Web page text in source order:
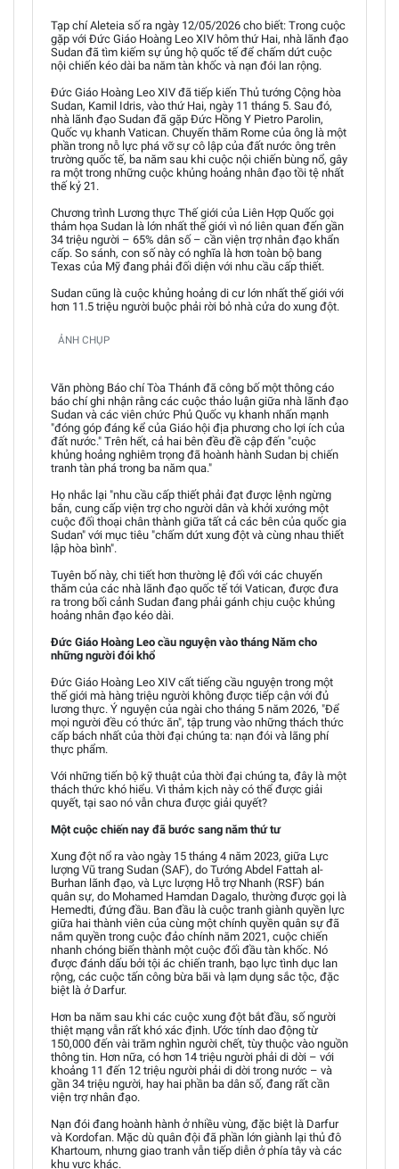
Tạp chí Aleteia số ra ngày 12/05/2026 cho biết: Trong cuộc
gặp với Đức Giáo Hoàng Leo XIV hôm thứ Hai, nhà lãnh đạo
Sudan đã tìm kiếm sự ủng hộ quốc tế để chấm dứt cuộc
nội chiến kéo dài ba năm tàn khốc và nạn đói lan rộng.
Đức Giáo Hoàng Leo XIV đã tiếp kiến Thủ tướng Cộng hòa
Sudan, Kamil Idris, vào thứ Hai, ngày 11 tháng 5. Sau đó,
nhà lãnh đạo Sudan đã gặp Đức Hồng Y Pietro Parolin,
Quốc vụ khanh Vatican. Chuyến thăm Rome của ông là một
phần trong nỗ lực phá vỡ sự cô lập của đất nước ông trên
trường quốc tế, ba năm sau khi cuộc nội chiến bùng nổ, gây
ra một trong những cuộc khủng hoảng nhân đạo tồi tệ nhất
thế kỷ 21.
Chương trình Lương thực Thế giới của Liên Hợp Quốc gọi
thảm họa Sudan là lớn nhất thế giới vì nó liên quan đến gần
34 triệu người – 65% dân số – cần viện trợ nhân đạo khẩn
cấp. So sánh, con số này có nghĩa là hơn toàn bộ bang
Texas của Mỹ đang phải đối diện với nhu cầu cấp thiết.
Sudan cũng là cuộc khủng hoảng di cư lớn nhất thế giới với
hơn 11.5 triệu người buộc phải rời bỏ nhà cửa do xung đột.
ẢNH CHỤP
Văn phòng Báo chí Tòa Thánh đã công bố một thông cáo
báo chí ghi nhận rằng các cuộc thảo luận giữa nhà lãnh đạo
Sudan và các viên chức Phủ Quốc vụ khanh nhấn mạnh
"đóng góp đáng kể của Giáo hội địa phương cho lợi ích của
đất nước." Trên hết, cả hai bên đều đề cập đến "cuộc
khủng hoảng nghiêm trọng đã hoành hành Sudan bị chiến
tranh tàn phá trong ba năm qua."
Họ nhắc lại "nhu cầu cấp thiết phải đạt được lệnh ngừng
bắn, cung cấp viện trợ cho người dân và khởi xướng một
cuộc đối thoại chân thành giữa tất cả các bên của quốc gia
Sudan" với mục tiêu "chấm dứt xung đột và cùng nhau thiết
lập hòa bình".
Tuyên bố này, chi tiết hơn thường lệ đối với các chuyến
thăm của các nhà lãnh đạo quốc tế tới Vatican, được đưa
ra trong bối cảnh Sudan đang phải gánh chịu cuộc khủng
hoảng nhân đạo kéo dài.
Đức Giáo Hoàng Leo cầu nguyện vào tháng Năm cho
những người đói khổ
Đức Giáo Hoàng Leo XIV cất tiếng cầu nguyện trong một
thế giới mà hàng triệu người không được tiếp cận với đủ
lương thực. Ý nguyện của ngài cho tháng 5 năm 2026, "Để
mọi người đều có thức ăn", tập trung vào những thách thức
cấp bách nhất của thời đại chúng ta: nạn đói và lãng phí
thực phẩm.
Với những tiến bộ kỹ thuật của thời đại chúng ta, đây là một
thách thức khó hiểu. Vì thảm kịch này có thể được giải
quyết, tại sao nó vẫn chưa được giải quyết?
Một cuộc chiến nay đã bước sang năm thứ tư
Xung đột nổ ra vào ngày 15 tháng 4 năm 2023, giữa Lực
lượng Vũ trang Sudan (SAF), do Tướng Abdel Fattah al-
Burhan lãnh đạo, và Lực lượng Hỗ trợ Nhanh (RSF) bán
quân sự, do Mohamed Hamdan Dagalo, thường được gọi là
Hemedti, đứng đầu. Ban đầu là cuộc tranh giành quyền lực
giữa hai thành viên của cùng một chính quyền quân sự đã
nắm quyền trong cuộc đảo chính năm 2021, cuộc chiến
nhanh chóng biến thành một cuộc đối đầu tàn khốc. Nó
được đánh dấu bởi tội ác chiến tranh, bạo lực tình dục lan
rộng, các cuộc tấn công bừa bãi và lạm dụng sắc tộc, đặc
biệt là ở Darfur.
Hơn ba năm sau khi các cuộc xung đột bắt đầu, số người
thiệt mạng vẫn rất khó xác định. Ước tính dao động từ
150,000 đến vài trăm nghìn người chết, tùy thuộc vào nguồn
thông tin. Hơn nữa, có hơn 14 triệu người phải di dời – với
khoảng 11 đến 12 triệu người phải di dời trong nước – và
gần 34 triệu người, hay hai phần ba dân số, đang rất cần
viện trợ nhân đạo.
Nạn đói đang hoành hành ở nhiều vùng, đặc biệt là Darfur
và Kordofan. Mặc dù quân đội đã phần lớn giành lại thủ đô
Khartoum, nhưng giao tranh vẫn tiếp diễn ở phía tây và các
khu vực khác.